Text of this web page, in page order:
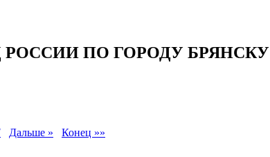
РОССИИ ПО ГОРОДУ БРЯНСКУ
Дальше » Конец »»